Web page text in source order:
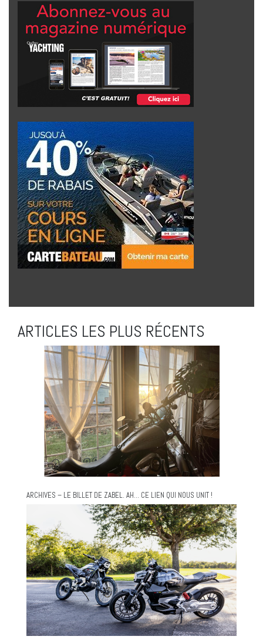
ARTICLES LES PLUS RÉCENTS
ARCHIVES – LE BILLET DE ZABEL. AH… CE LIEN QUI NOUS UNIT !